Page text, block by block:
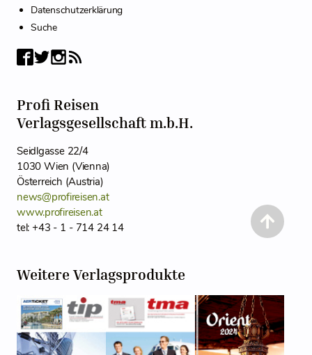
Datenschutzerklärung
Suche
Profi Reisen
Verlagsgesellschaft m.b.H.
Seidlgasse 22/4
1030 Wien (Vienna)
Österreich (Austria)
news@profireisen.at
www.profireisen.at
tel: +43 - 1 - 714 24 14
Weitere Verlagsprodukte